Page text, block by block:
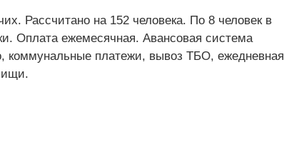
Рассчитано на 152 человека. По 8 человек в
Оплата ежемесячная. Авансовая система
коммунальные платежи, вывоз ТБО, ежедневная